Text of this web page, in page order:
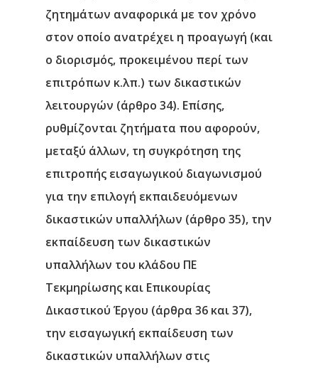
ζητημάτων αναφορικά με τον χρόνο
στον οποίο ανατρέχει η προαγωγή (και
ο διορισμός, προκειμένου περί των
επιτρόπων κ.λπ.) των δικαστικών
λειτουργών (άρθρο 34). Επίσης,
ρυθμίζονται ζητήματα που αφορούν,
μεταξύ άλλων, τη συγκρότηση της
επιτροπής εισαγωγικού διαγωνισμού
για την επιλογή εκπαιδευόμενων
δικαστικών υπαλλήλων (άρθρο 35), την
εκπαίδευση των δικαστικών
υπαλλήλων του κλάδου ΠΕ
Τεκμηρίωσης και Επικουρίας
Δικαστικού Έργου (άρθρα 36 και 37),
την εισαγωγική εκπαίδευση των
δικαστικών υπαλλήλων στις